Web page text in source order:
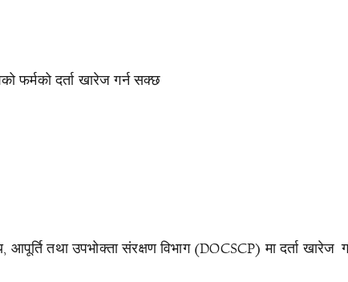
फर्मको दर्ता खारेज गर्न सक्छ
आपूर्ति तथा उपभोक्ता संरक्षण विभाग (DOCSCP) मा दर्ता खारेज